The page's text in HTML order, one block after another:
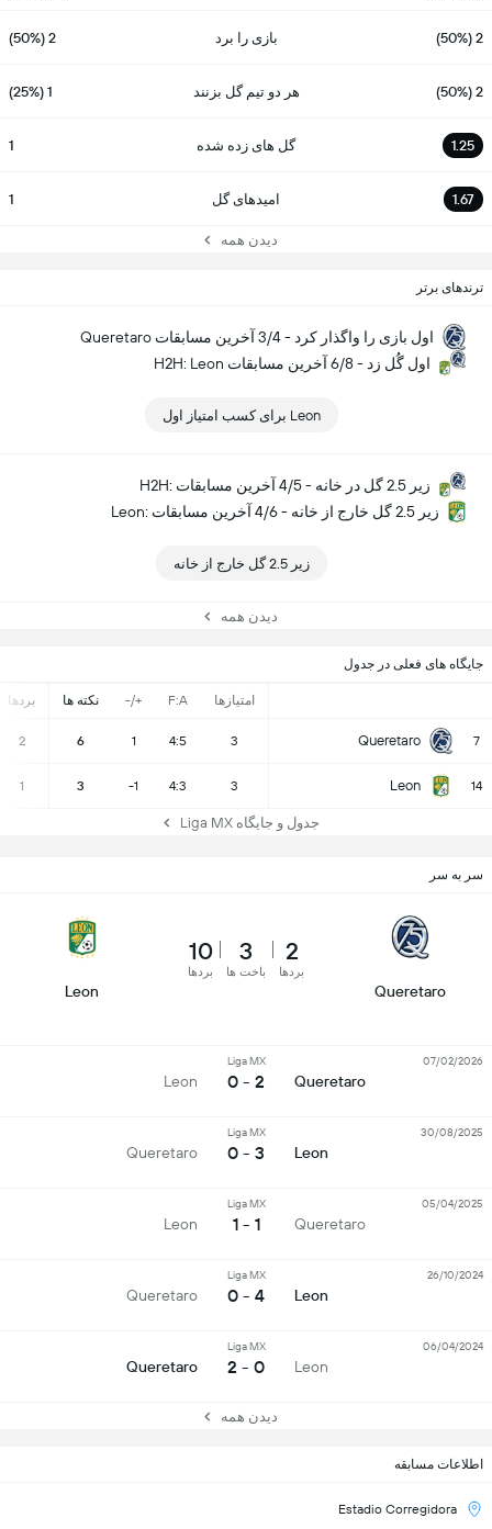
2 (50%) بازی را برد 2 (50%)
2 (50%) هر دو تیم گل بزنند 1 (25%)
1.25 گل های زده شده 1
1.67 امیدهای گل 1
دیدن همه
ترندهای برتر
Queretaro اول بازی را واگذار کرد - 3/4 آخرین مسابقات
H2H: Leon اول گُل زد - 6/8 آخرین مسابقات
Leon برای کسب امتیاز اول
H2H: زیر 2.5 گل در خانه - 4/5 آخرین مسابقات
Leon: زیر 2.5 گل خارج از خانه - 4/6 آخرین مسابقات
زیر 2.5 گل خارج از خانه
دیدن همه
جایگاه های فعلی در جدول
امتیازها F:A
+/- نکته ها بردها
7
Queretaro
3
4:5
1
6
2
14
Leon
3
4:3
-1
3
1
جدول و جایگاه Liga MX
اطلاعات مسابقه
Estadio Corregidora
سر به سر
Queretaro
2
بردها
3
باخت ها
10
بردها
Leon
Queretaro
Liga MX
2 - 0
Leon
07/02/2026
Leon
Liga MX
3 - 0
Queretaro
30/08/2025
Queretaro
Liga MX
1 - 1
Leon
05/04/2025
Leon
Liga MX
4 - 0
Queretaro
26/10/2024
Leon
Liga MX
0 - 2
Queretaro
06/04/2024
دیدن همه